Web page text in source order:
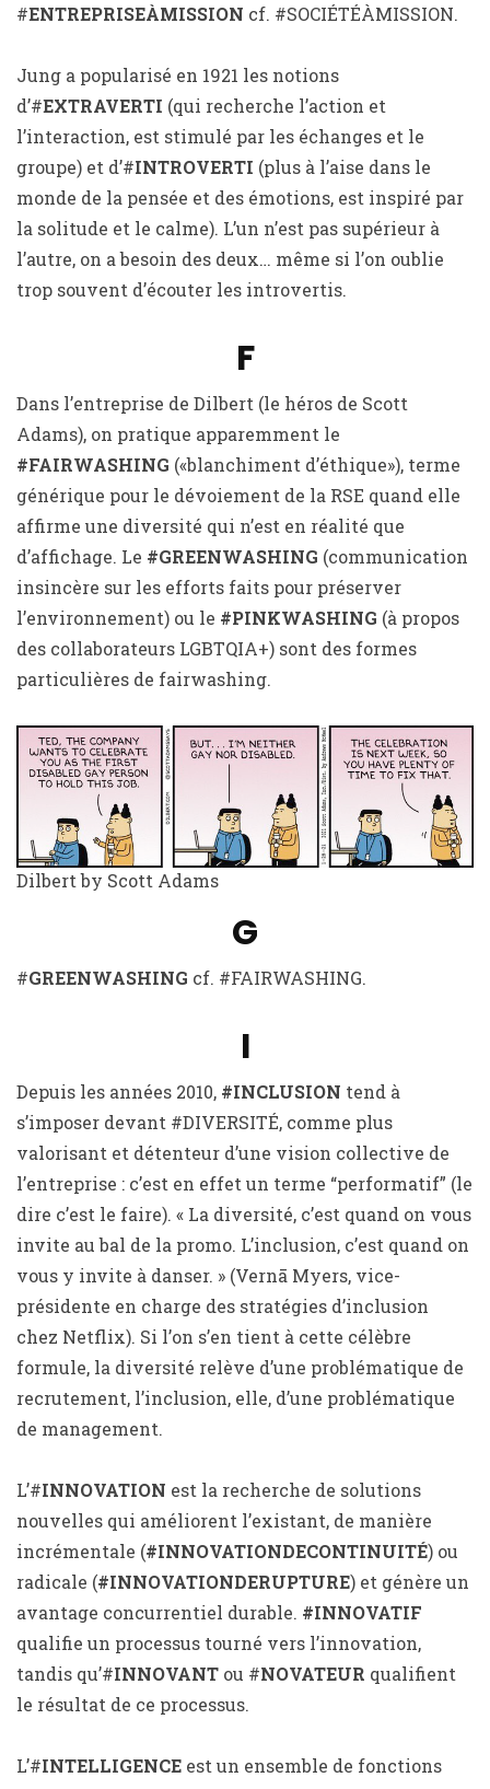
#ENTREPRISEÀMISSION cf. #SOCIÉTÉÀMISSION.
Jung a popularisé en 1921 les notions
d’#EXTRAVERTI (qui recherche l’action et
l’interaction, est stimulé par les échanges et le
groupe) et d’#INTROVERTI (plus à l’aise dans le
monde de la pensée et des émotions, est inspiré par
la solitude et le calme). L’un n’est pas supérieur à
l’autre, on a besoin des deux… même si l’on oublie
trop souvent d’écouter les introvertis.
F
Dans l’entreprise de Dilbert (le héros de Scott
Adams), on pratique apparemment le
#FAIRWASHING («blanchiment d’éthique»), terme
générique pour le dévoiement de la RSE quand elle
affirme une diversité qui n’est en réalité que
d’affichage. Le #GREENWASHING (communication
insincère sur les efforts faits pour préserver
l’environnement) ou le #PINKWASHING (à propos
des collaborateurs LGBTQIA+) sont des formes
particulières de fairwashing.
Dilbert by Scott Adams
G
#GREENWASHING cf. #FAIRWASHING.
I
Depuis les années 2010, #INCLUSION tend à
s’imposer devant #DIVERSITÉ, comme plus
valorisant et détenteur d’une vision collective de
l’entreprise : c’est en effet un terme “performatif” (le
dire c’est le faire). « La diversité, c’est quand on vous
invite au bal de la promo. L’inclusion, c’est quand on
vous y invite à danser. » (Vernā Myers, vice-
présidente en charge des stratégies d’inclusion
chez Netflix). Si l’on s’en tient à cette célèbre
formule, la diversité relève d’une problématique de
recrutement, l’inclusion, elle, d’une problématique
de management.
L’#INNOVATION est la recherche de solutions
nouvelles qui améliorent l’existant, de manière
incrémentale (#INNOVATIONDECONTINUITÉ) ou
radicale (#INNOVATIONDERUPTURE) et génère un
avantage concurrentiel durable. #INNOVATIF
qualifie un processus tourné vers l’innovation,
tandis qu’#INNOVANT ou #NOVATEUR qualifient
le résultat de ce processus.
L’#INTELLIGENCE est un ensemble de fonctions